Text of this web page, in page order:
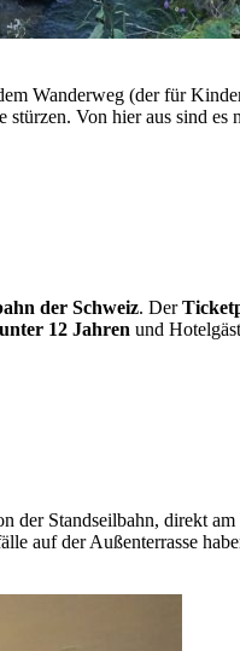
Wanderweg (der für
Von hier aus sind es
der Schweiz. Der
12 Jahren und
der Standseilbahn, direkt am
auf der Außenterrasse